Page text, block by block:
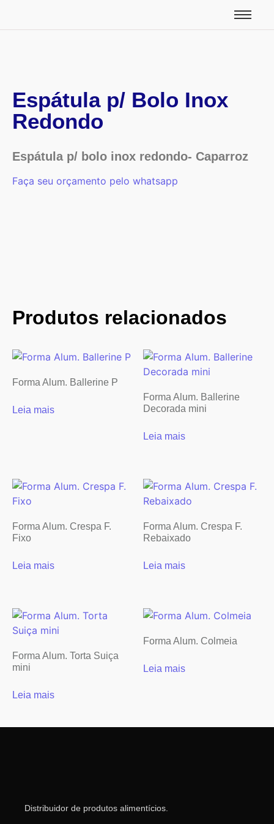
Espátula p/ Bolo Inox
Redondo
Espátula p/ bolo inox redondo- Caparroz
Faça seu orçamento pelo whatsapp
Produtos relacionados
Forma Alum. Ballerine P
Leia mais
Forma Alum. Ballerine
Decorada mini
Leia mais
Forma Alum. Crespa F.
Fixo
Leia mais
Forma Alum. Crespa F.
Rebaixado
Leia mais
Forma Alum. Torta Suiça
mini
Leia mais
Forma Alum. Colmeia
Leia mais
Distribuidor de produtos alimentícios.